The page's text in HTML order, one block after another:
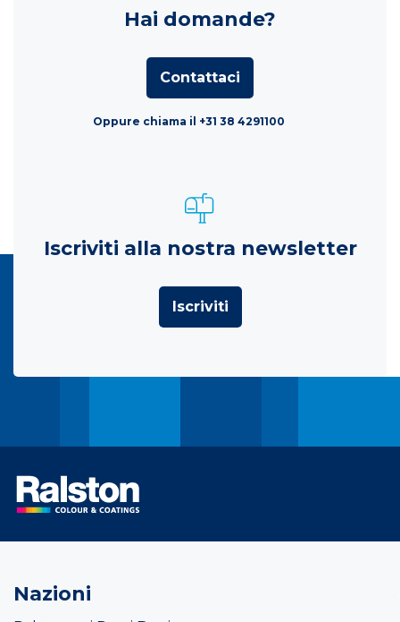
Hai domande?
Contattaci
Oppure chiama il +31 38 4291100
Iscriviti alla nostra newsletter
Iscriviti
Nazioni